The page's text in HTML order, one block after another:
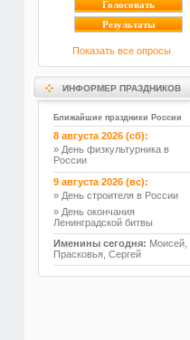
Показать все опросы
ИНФОРМЕР ПРАЗДНИКОВ
Ближайшие праздники России
8 августа 2026 (сб):
» День физкультурника в
России
9 августа 2026 (вс):
» День строителя в России
» День окончания
Ленинградской битвы
Именины сегодня: Моисей,
Прасковья, Сергей